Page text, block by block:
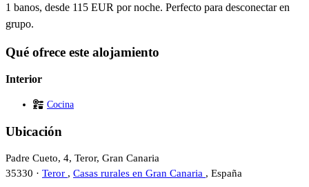
1 banos, desde 115 EUR por noche. Perfecto para desconectar en
grupo.
Qué ofrece este alojamiento
Interior
Cocina
Ubicación
Padre Cueto, 4, Teror, Gran Canaria
35330 · Teror , Casas rurales en Gran Canaria , España